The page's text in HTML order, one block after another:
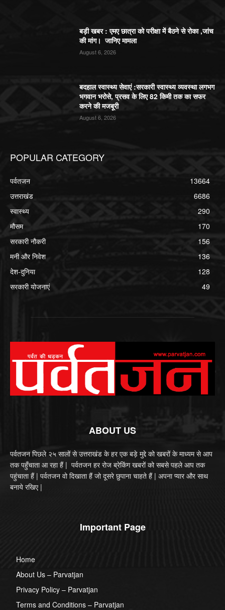
बड़ी खबर : एमए छात्रा को परीक्षा में बैठने से रोका ,जांच
की मांग। जानिए मामला
August 6, 2026
बदहाल स्वास्थ्य सेवाएं :सरकारी स्वास्थ्य व्यवस्था लगभग
भगवान भरोसे, प्रसव के लिए 82 किमी तक का सफर
करने की मजबूरी
August 6, 2026
POPULAR CATEGORY
पर्वतजन
13664
उत्तराखंड
6686
स्वास्थ्य
290
मौसम
170
सरकारी नौकरी
156
मनी और निवेश
136
देश-दुनिया
128
सरकारी योजनाएं
49
ABOUT US
पर्वतजन पिछले २५ सालों से उत्तराखंड के हर एक बड़े मुद्दे को खबरों के माध्यम से आप
तक पहुँचाता आ रहा हैं | पर्वतजन हर रोज ब्रेकिंग खबरों को सबसे पहले आप तक
पहुंचाता हैं | पर्वतजन वो दिखाता हैं जो दूसरे छुपाना चाहते हैं | अपना प्यार और साथ
बनाये रखिए |
Important Page
Home
About Us – Parvatjan
Privacy Policy – Parvatjan
Terms and Conditions – Parvatjan